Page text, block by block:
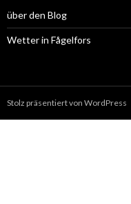
über den Blog
Wetter in Fågelfors
Stolz präsentiert von WordPress